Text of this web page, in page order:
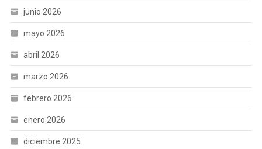
junio 2026
mayo 2026
abril 2026
marzo 2026
febrero 2026
enero 2026
diciembre 2025